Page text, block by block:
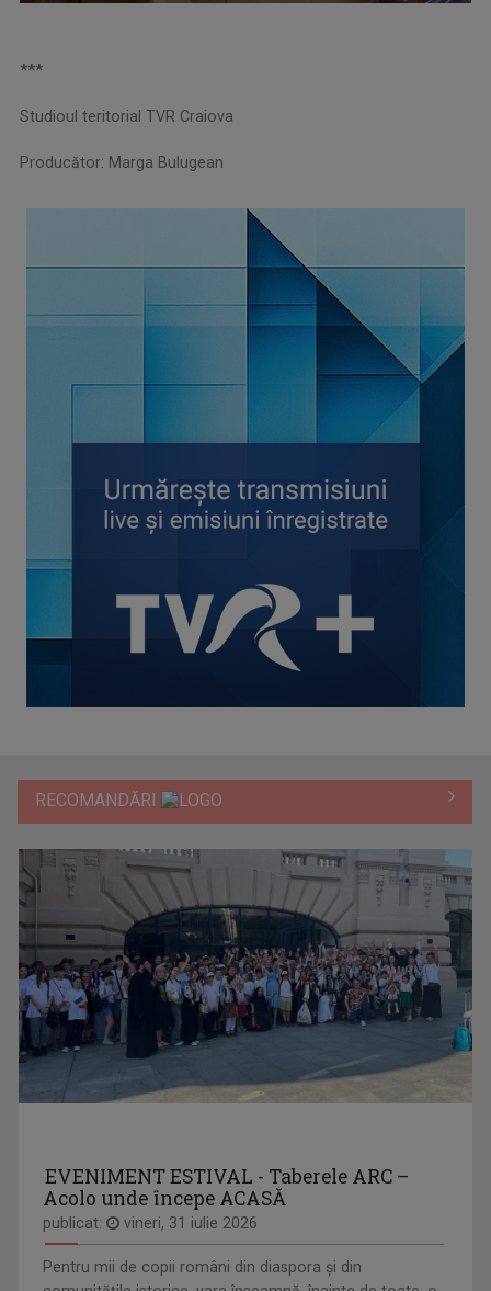
***
Studioul teritorial TVR Craiova
Producător: Marga Bulugean
RECOMANDĂRI
EVENIMENT ESTIVAL - Taberele ARC –
Acolo unde începe ACASĂ
publicat: vineri, 31 iulie 2026
Pentru mii de copii români din diaspora și din